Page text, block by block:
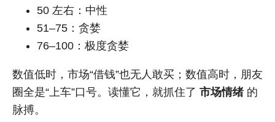
50 左右：中性
51–75：贪婪
76–100：极度贪婪
数值低时，市场“借钱”也无人敢买；数值高时，朋友
圈全是“上车”口号。读懂它，就抓住了 市场情绪 的
脉搏。